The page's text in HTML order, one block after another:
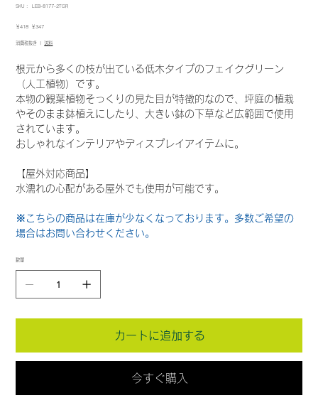
SKU：
SKU：
2TGR
LEB-8177-2TGR
元
価
￥418
セ
ル
格
￥347
消費税抜き | 送料
根元から多くの枝が出ている低木タイプのフェイクグリーン
（人工植物）です。
本物の観葉植物そっくりの見た目が特徴的なので、坪庭の植栽
やそのまま鉢植えにしたり、大きい鉢の下草など広範囲で使用
されています。
おしゃれなインテリアやディスプレイアイテムに。
【屋外対応商品】
水濡れの心配がある屋外でも使用が可能です。
※こちらの商品は在庫が少なくなっております。多数ご希望の
場合はお問い合わせください。
数量
カートに追加する
今すぐ購入